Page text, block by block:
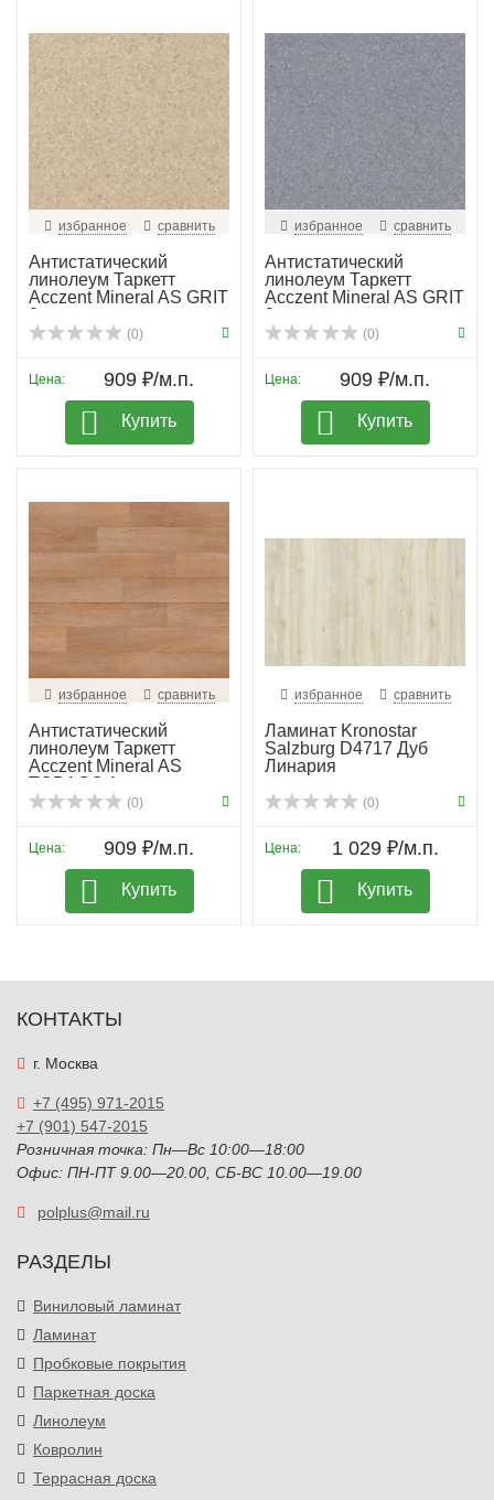
избранное сравнить
Антистатический
линолеум Таркетт
Acczent Mineral AS GRIT
2
(0)
Цена: 909 ₽/м.п.
Купить
избранное сравнить
Антистатический
линолеум Таркетт
Acczent Mineral AS GRIT
3
(0)
Цена: 909 ₽/м.п.
Купить
избранное сравнить
Антистатический
линолеум Таркетт
Acczent Mineral AS
TOBAGO 1
(0)
Цена: 909 ₽/м.п.
Купить
избранное сравнить
Ламинат Kronostar
Salzburg D4717 Дуб
Линария
(0)
Цена: 1 029 ₽/м.п.
Купить
КОНТАКТЫ
г. Москва
+7 (495) 971-2015
+7 (901) 547-2015
Розничная точка: Пн—Вс 10:00—18:00
Офис: ПН-ПТ 9.00—20.00, СБ-ВС 10.00—19.00
polplus@mail.ru
РАЗДЕЛЫ
Виниловый ламинат
Ламинат
Пробковые покрытия
Паркетная доска
Линолеум
Ковролин
Террасная доска